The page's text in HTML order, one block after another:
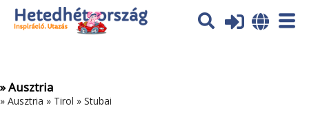
Az oldal sütiket (cookies) használ. További tájékoztatás itt:
Adatvédelmi tájékoztató
» Ausztria
» Ausztria » Tirol » Stubai